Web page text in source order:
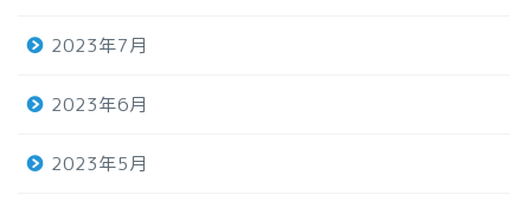
2023年7月
2023年6月
2023年5月